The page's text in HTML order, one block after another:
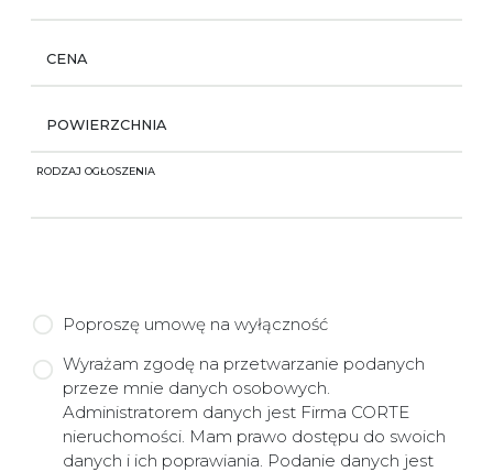
CENA
POWIERZCHNIA
RODZAJ OGŁOSZENIA
Poproszę umowę na wyłączność
Wyrażam zgodę na przetwarzanie podanych
przeze mnie danych osobowych.
Administratorem danych jest Firma CORTE
nieruchomości. Mam prawo dostępu do swoich
danych i ich poprawiania. Podanie danych jest